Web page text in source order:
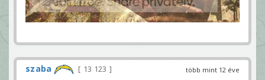
több mint 12 éve
szaba 13 123